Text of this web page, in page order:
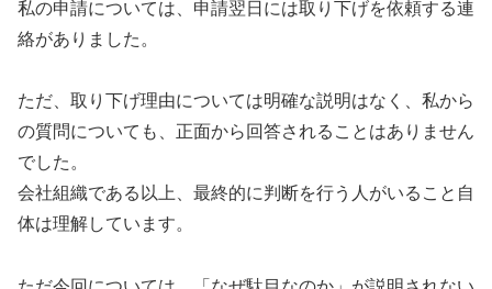
私の申請については、申請翌日には取り下げを依頼する連
絡がありました。
ただ、取り下げ理由については明確な説明はなく、私から
の質問についても、正面から回答されることはありません
でした。
会社組織である以上、最終的に判断を行う人がいること自
体は理解しています。